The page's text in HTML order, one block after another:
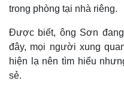
trong phòng tại nhà riêng.
Được biết, ông Sơn
đây, mọi người xung
hiện lạ nên tìm hiểu
sẻ.